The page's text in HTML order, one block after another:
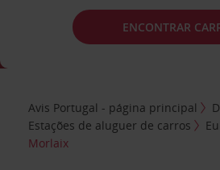
ENCONTRAR
Avis Portugal - página principal
Estações de aluguer de carros
Morlaix